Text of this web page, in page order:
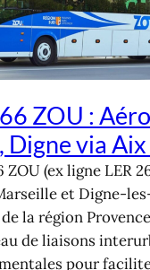
ZOU :
Digne via
ZOU (ex ligne LER
et Digne-
la région
de liaisons
pour